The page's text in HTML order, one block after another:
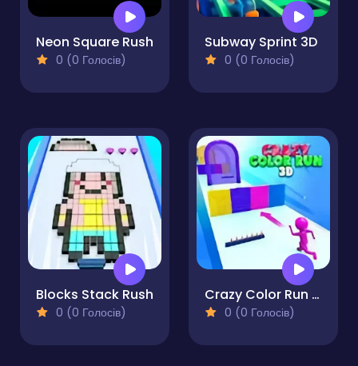
Neon Square Rush
0 (0 Голосів)
Subway Sprint 3D
0 (0 Голосів)
Blocks Stack Rush
0 (0 Голосів)
Crazy Color Run 3D
0 (0 Голосів)